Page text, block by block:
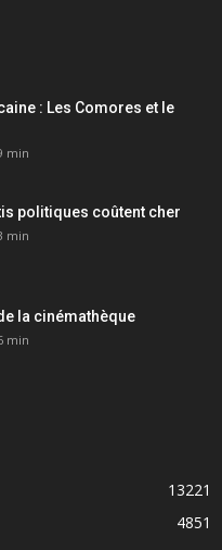
: Les Comores et le
min
politiques coûtent cher
min
la cinémathèque
min
13221
4851